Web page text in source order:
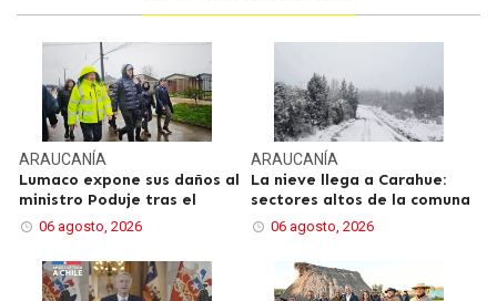
ARAUCANÍA
Lumaco expone sus daños al
ministro Poduje tras el
06 agosto, 2026
ARAUCANÍA
La nieve llega a Carahue:
sectores altos de la comuna
06 agosto, 2026